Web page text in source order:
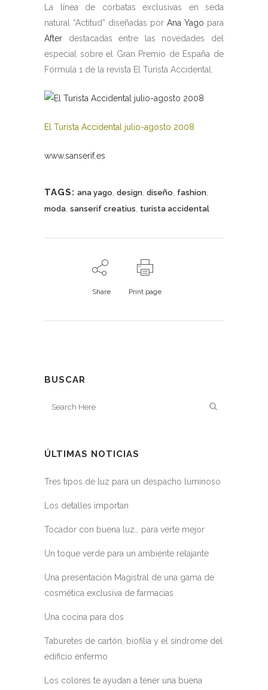
La línea de corbatas exclusivas en seda
natural “Actitud” diseñadas por Ana Yago para
After destacadas entre las novedades del
especial sobre el Gran Premio de España de
Fórmula 1 de la revista El Turista Accidental.
El Turista Accidental julio-agosto 2008
www.sanserif.es
TAGS: ana yago design diseño fashion
moda sanserif creatius turista accidental
Share Print page
BUSCAR
ÚLTIMAS NOTICIAS
Tres tipos de luz para un despacho luminoso
Los detalles importan
Tocador con buena luz… para verte mejor
Un toque verde para un ambiente relajante
Una presentación Magistral de una gama de
cosmética exclusiva de farmacias
Una cocina para dos
Taburetes de cartón, biofilia y el síndrome del
edificio enfermo
Los colores te ayudan a tener una buena